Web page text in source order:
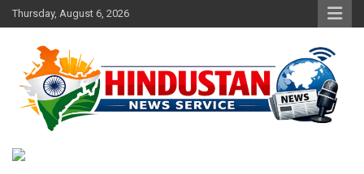
Skip
to
Thursday, August 6, 2026
Hindustan News Service